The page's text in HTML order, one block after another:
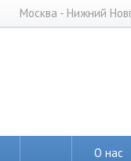
Москва - Нижний
О нас